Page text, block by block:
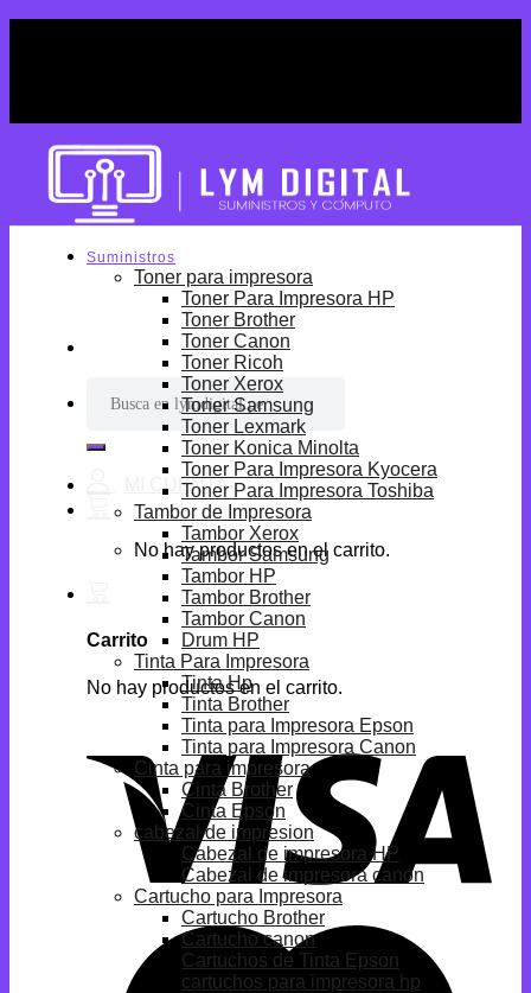
por:
No hay productos en el carrito.
Carrito
No hay productos en el carrito.
Suministros
Toner para impresora
Toner Para Impresora HP
Toner Brother
Toner Canon
Toner Ricoh
Toner Xerox
Toner Samsung
Toner Lexmark
Toner Konica Minolta
Toner Para Impresora Kyocera
Toner Para Impresora Toshiba
Tambor de Impresora
Tambor Xerox
Tambor Samsung
Tambor HP
Tambor Brother
Tambor Canon
Drum HP
Tinta Para Impresora
Tinta Hp
Tinta Brother
Tinta para Impresora Epson
Tinta para Impresora Canon
Cinta para impresora
Cinta Brother
Cinta Epson
cabezal de impresion
Cabezal de impresora HP
Cabezal de impresora canon
Cartucho para Impresora
Cartucho Brother
Cartucho canon
Cartuchos de Tinta Epson
cartuchos para impresora hp